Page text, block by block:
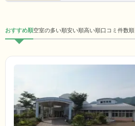
おすすめ順空室の多い順安い順高い順口コミ件数順